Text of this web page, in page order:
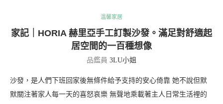
溫馨家居
家記｜HORIA 赫里亞手工訂製沙發。滿足對舒適起
居空間的一百種想像
品鑑員 3LU小姐
沙發，是人們下班回家後無條件給予支持的安心倚靠 她不說但默
默關注著家人每一天的喜怒哀樂 無聲地乘載著主人日常生活裡的